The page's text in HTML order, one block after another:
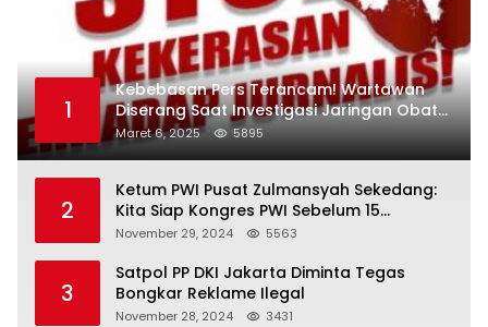
1
Kebebasan Pers Terancam! Wartawan
Diserang Saat Investigasi Jaringan Obat
Terlarang
Maret 6, 2025 5895
2
Ketum PWI Pusat Zulmansyah Sekedang:
Kita Siap Kongres PWI Sebelum 15
Desember 2024
November 29, 2024 5563
3
Satpol PP DKI Jakarta Diminta Tegas
Bongkar Reklame Ilegal
November 28, 2024 3431